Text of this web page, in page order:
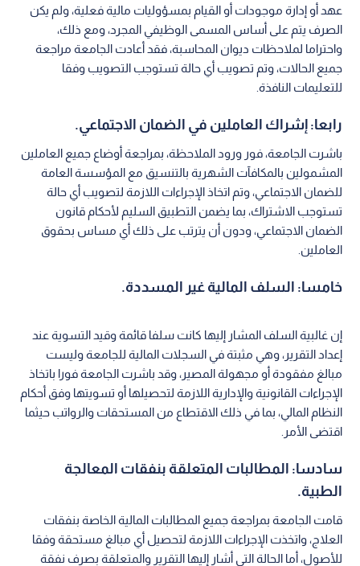
عهد أو إدارة موجودات أو القيام بمسؤوليات مالية فعلية، ولم يكن
الصرف يتم على أساس المسمى الوظيفي المجرد، ومع ذلك،
واحتراما لملاحظات ديوان المحاسبة، فقد أعادت الجامعة مراجعة
جميع الحالات، وتم تصويب أي حالة تستوجب التصويب وفقا
للتعليمات النافذة.
رابعا: إشراك العاملين في الضمان الاجتماعي.
باشرت الجامعة، فور ورود الملاحظة، بمراجعة أوضاع جميع العاملين
المشمولين بالمكافآت الشهرية بالتنسيق مع المؤسسة العامة
للضمان الاجتماعي، وتم اتخاذ الإجراءات اللازمة لتصويب أي حالة
تستوجب الاشتراك، بما يضمن التطبيق السليم لأحكام قانون
الضمان الاجتماعي، ودون أن يترتب على ذلك أي مساس بحقوق
العاملين.
خامسا: السلف المالية غير المسددة.
إن غالبية السلف المشار إليها كانت سلفا قائمة وقيد التسوية عند
إعداد التقرير، وهي مثبتة في السجلات المالية للجامعة وليست
مبالغ مفقودة أو مجهولة المصير، وقد باشرت الجامعة فورا باتخاذ
الإجراءات القانونية والإدارية اللازمة لتحصيلها أو تسويتها وفق أحكام
النظام المالي، بما في ذلك الاقتطاع من المستحقات والرواتب حيثما
اقتضى الأمر.
سادسا: المطالبات المتعلقة بنفقات المعالجة
الطبية.
قامت الجامعة بمراجعة جميع المطالبات المالية الخاصة بنفقات
العلاج، واتخذت الإجراءات اللازمة لتحصيل أي مبالغ مستحقة وفقا
للأصول، أما الحالة التي أشار إليها التقرير والمتعلقة بصرف نفقة